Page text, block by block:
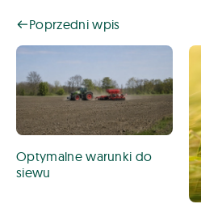
Poprzedni wpis
Optymalne warunki do
siewu